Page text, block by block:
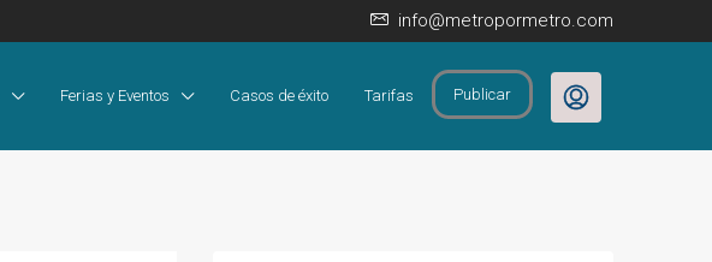
info@metropormetro.com
Ferias y Eventos Casos de éxito Tarifas Publicar